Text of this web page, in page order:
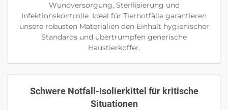
Wundversorgung, Sterilisierung und
Infektionskontrolle. Ideal für Tiernotfälle garantieren
unsere robusten Materialien den Einhalt hygienischer
Standards und übertrumpfen generische
Haustierkoffer.
Schwere Notfall-Isolierkittel für kritische
Situationen